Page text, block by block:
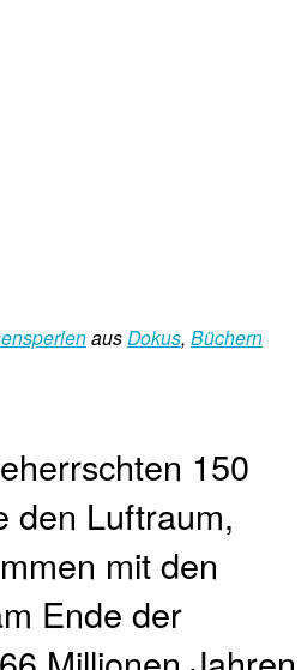
aus Dokus, Büchern
150
den Luftraum,
mit den
Ende der